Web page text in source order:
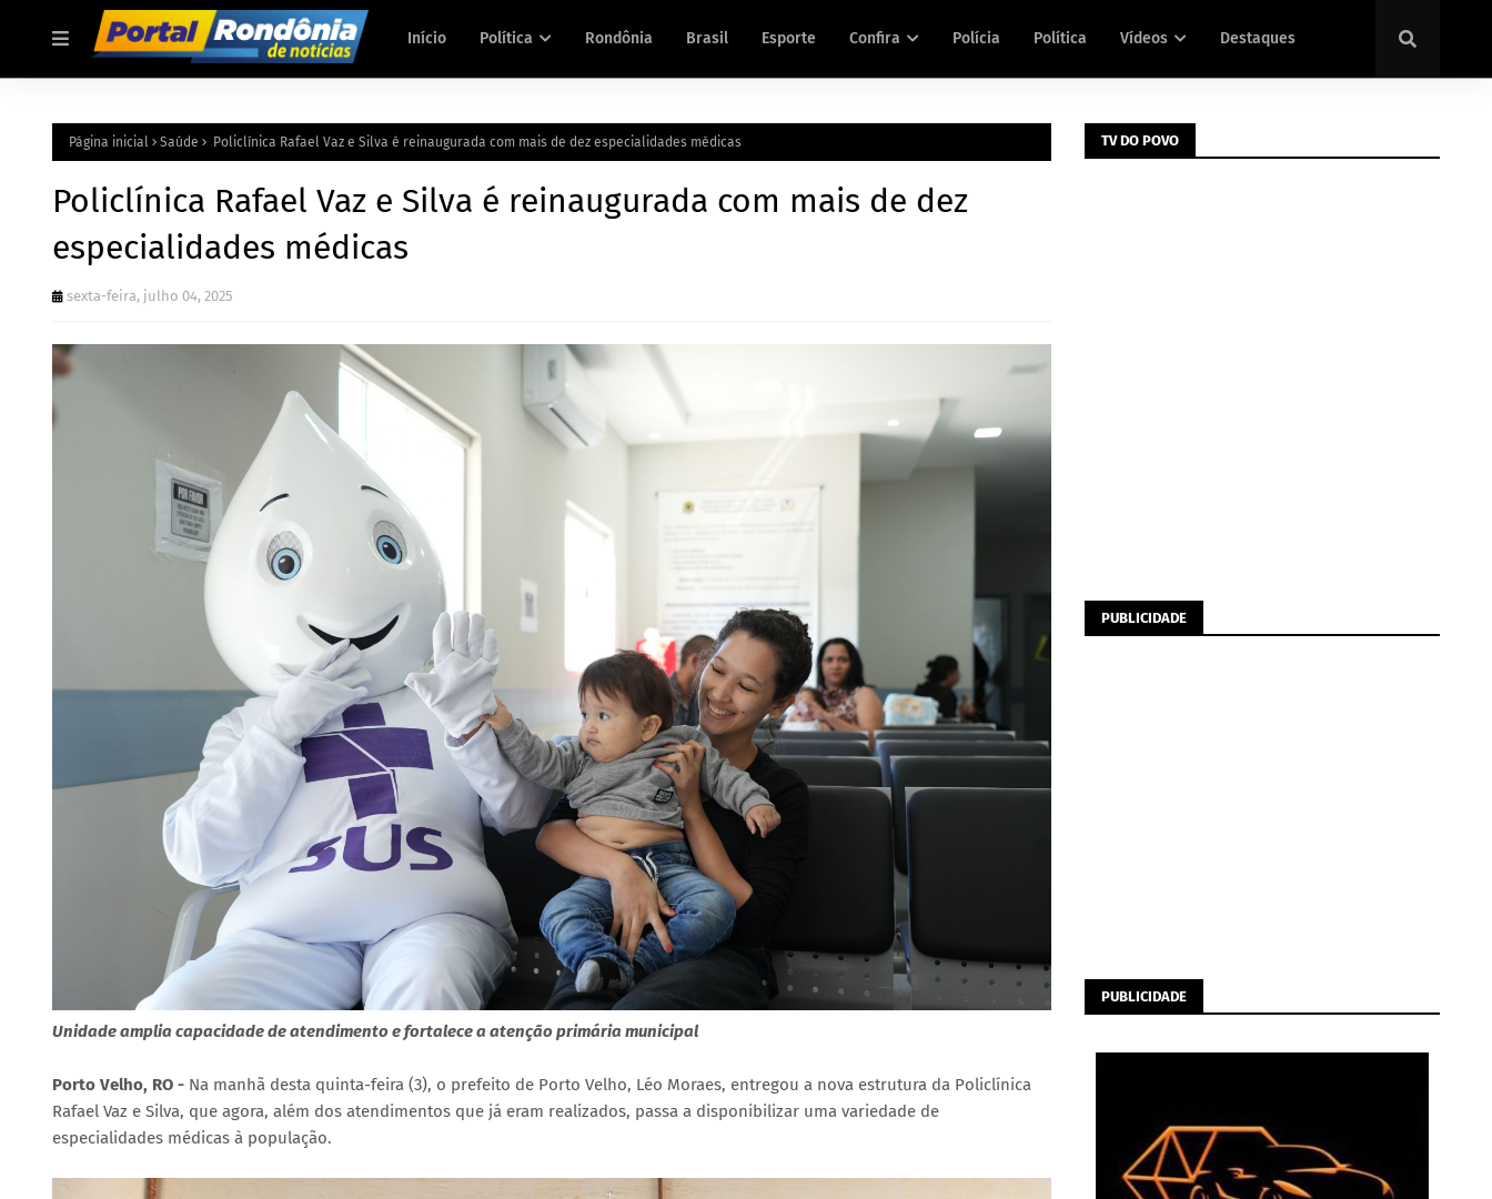
Início Política Rondônia Brasil Esporte Confira Polícia Política Vídeos Destaques
Página inicial Saúde Policlínica Rafael Vaz e Silva é reinaugurada com mais de dez especialidades médicas
Policlínica Rafael Vaz e Silva é reinaugurada com mais de dez
especialidades médicas
sexta-feira, julho 04, 2025
Unidade amplia capacidade de atendimento e fortalece a atenção primária municipal
Porto Velho, RO - Na manhã desta quinta-feira (3), o prefeito de Porto Velho, Léo Moraes, entregou a nova estrutura da Policlínica
Rafael Vaz e Silva, que agora, além dos atendimentos que já eram realizados, passa a disponibilizar uma variedade de
especialidades médicas à população.
TV DO POVO
PUBLICIDADE
PUBLICIDADE